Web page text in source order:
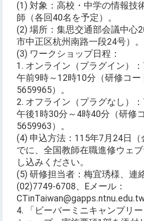
(1) 対象：高校・中学の情報技
師（各回40名を予定）。
(2) 場所：集思交通部会議中心
市中正区杭州南路一段24号）。
(3) ワークショップ日程：
1. オンライン（プラグイン）：
午前9時～12時10分（研修コー
5659965）。
2. オフライン（プラグなし）：
午後1時30分～4時40分（研修
5659963）。
(4) 申込方法：115年7月24日（
でに、全国教師在職進修ウェ
し込みください。
(5) 研修担当者：梅宜琇様、連
(02)7749-6708、Eメール：
CTinTaiwan@gapps.ntnu.edu.tw
4. 「ビーバーミニキャンプリ